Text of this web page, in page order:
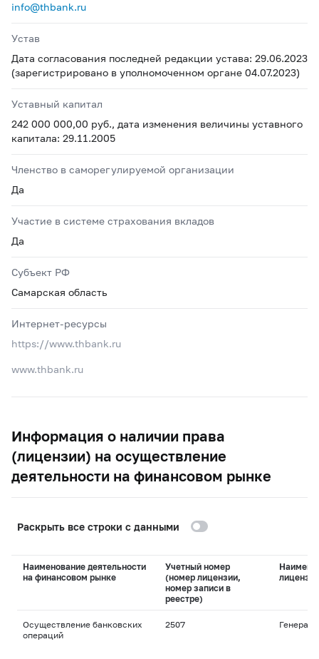
info@thbank.ru
Устав
Дата согласования последней редакции устава: 29.06.2023
(зарегистрировано в уполномоченном органе 04.07.2023)
Уставный капитал
242 000 000,00 руб., дата изменения величины уставного
капитала: 29.11.2005
Членство в саморегулируемой организации
Да
Участие в системе страхования вкладов
Да
Субъект РФ
Самарская область
Интернет-ресурсы
https://www.thbank.ru
www.thbank.ru
Информация о наличии права
(лицензии) на осуществление
деятельности на финансовом рынке
Раскрыть все строки с данными
Наименование деятельности
на финансовом рынке
Учетный номер
(номер лицензии,
номер записи в
реестре)
лицензии
Осуществление банковских
операций
2507